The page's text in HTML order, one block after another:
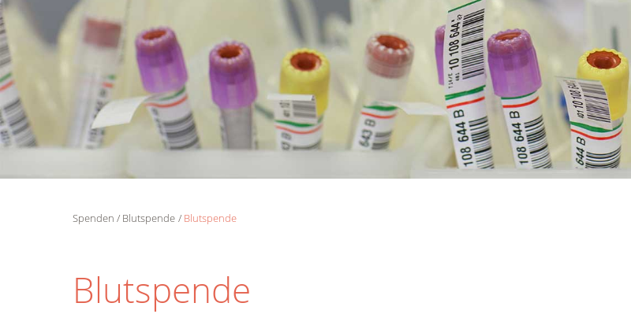
Spenden Blutspende Blutspende
Blutspende